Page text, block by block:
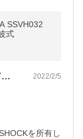
SSVH032
式
電波ソーラーが使いやすくて、ルキアやG… 2022/2/5
を所有し